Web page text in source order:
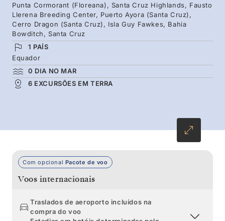
recife de coral, ao passear entre esculturas de
lava e ver vulcões ativos não se pode comparar
com nada. Já para não falar das praias virgens
e das águas quentes de cor turquesa para
quando quer relaxar.
Punta Cormorant (Floreana), Santa Cruz Highlands, Fausto
Llerena Breeding Center, Puerto Ayora (Santa Cruz),
Cerro Dragon (Santa Cruz), Isla Guy Fawkes, Bahia
Bowditch, Santa Cruz
1 PAÍS
Equador
0 DIA NO MAR
6 EXCURSÕES EM TERRA
Com opcional Pacote de voo
Voos internacionais
Traslados de aeroporto incluídos na
compra do voo